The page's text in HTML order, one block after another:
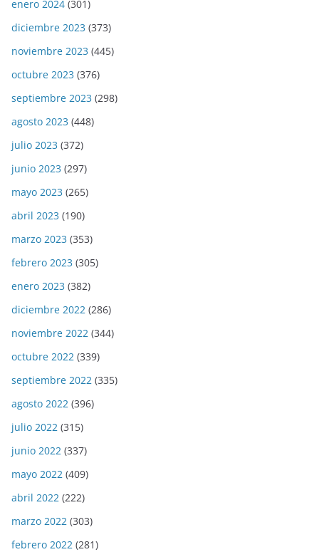
enero 2024 (301)
diciembre 2023 (373)
noviembre 2023 (445)
octubre 2023 (376)
septiembre 2023 (298)
agosto 2023 (448)
julio 2023 (372)
junio 2023 (297)
mayo 2023 (265)
abril 2023 (190)
marzo 2023 (353)
febrero 2023 (305)
enero 2023 (382)
diciembre 2022 (286)
noviembre 2022 (344)
octubre 2022 (339)
septiembre 2022 (335)
agosto 2022 (396)
julio 2022 (315)
junio 2022 (337)
mayo 2022 (409)
abril 2022 (222)
marzo 2022 (303)
febrero 2022 (281)